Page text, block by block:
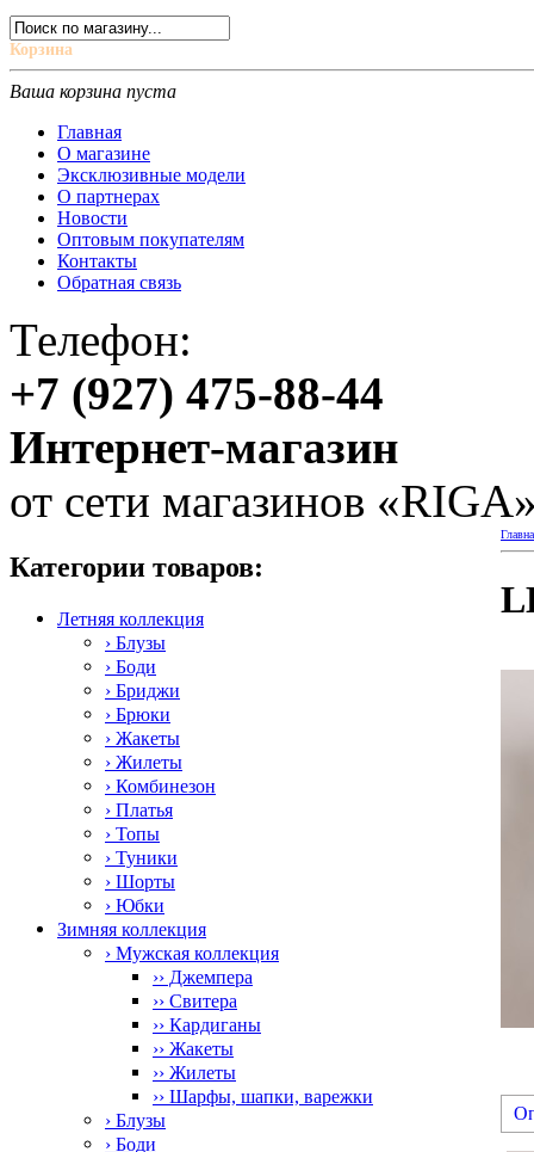
Корзина
Ваша корзина пуста
Главная
О магазине
Эксклюзивные модели
О партнерах
Новости
Оптовым покупателям
Контакты
Обратная связь
Телефон:
+7 (927) 475-88-44
Интернет-магазин
от сети магазинов
Категории товаров:
Летняя коллекция
› Блузы
› Боди
› Бриджи
› Брюки
› Жакеты
› Жилеты
› Комбинезон
› Платья
› Топы
› Туники
› Шорты
› Юбки
Зимняя коллекция
› Мужская коллекция
›› Джемпера
›› Свитера
›› Кардиганы
›› Жакеты
›› Жилеты
›› Шарфы, шапки, варежки
› Блузы
› Боди